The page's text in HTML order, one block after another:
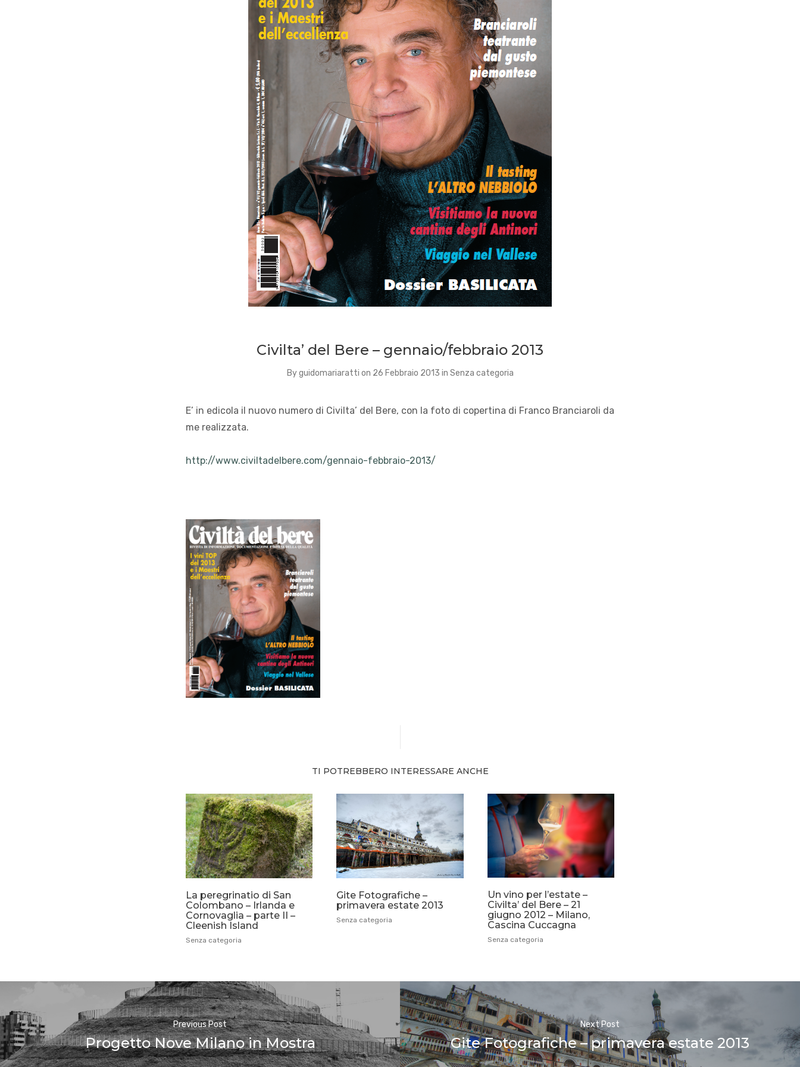
Civilta’ del Bere – gennaio/febbraio 2013
Byguidomariaratti on 26 Febbraio 2013 in Senza categoria
E’ in edicola il nuovo numero di Civilta’ del Bere, con la foto di copertina di Franco Branciaroli da
me realizzata.
http://www.civiltadelbere.com/gennaio-febbraio-2013/
TI POTREBBERO INTERESSARE ANCHE
La peregrinatio di San
Colombano – Irlanda e
Cornovaglia – parte II –
Cleenish Island
Senza categoria
Gite Fotografiche –
primavera estate 2013
Senza categoria
Un vino per l’estate –
Civilta’ del Bere – 21
giugno 2012 – Milano,
Cascina Cuccagna
Senza categoria
Previous Post
Progetto Nove Milano in Mostra
Next Post
Gite Fotografiche – primavera estate 2013